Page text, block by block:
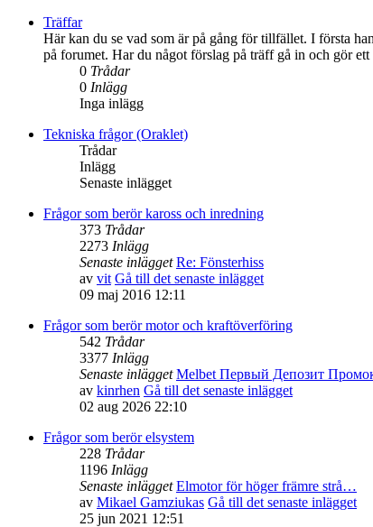
Träffar
Här kan du se vad som är på gång för tillfället. I första
på forumet. Har du något förslag på träff gå in och gör
0 Trådar
0 Inlägg
Inga inlägg
Tekniska frågor (Oraklet)
Trådar
Inlägg
Senaste inlägget
Frågor som berör kaross och inredning
373 Trådar
2273 Inlägg
Senaste inlägget Re: Fönsterhiss
av vit Gå till det senaste inlägget
09 maj 2016 12:11
Frågor som berör motor och kraftöverföring
542 Trådar
3377 Inlägg
Senaste inlägget Melbet Первый Депозит
av kinrhen Gå till det senaste inlägget
02 aug 2026 22:10
Frågor som berör elsystem
228 Trådar
1196 Inlägg
Senaste inlägget Elmotor för höger främre strå…
av Mikael Gamziukas Gå till det senaste inlägget
25 jun 2021 12:51